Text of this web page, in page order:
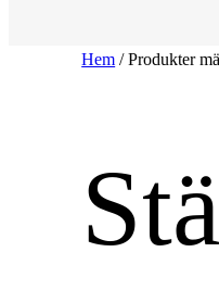
Hem / Produkter